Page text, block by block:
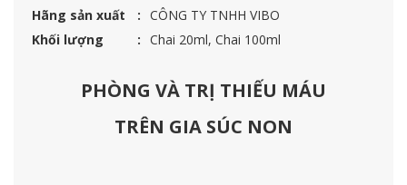
Hãng sản xuất
CÔNG TY TNHH VIBO
Khối lượng
Chai 20ml, Chai 100ml
PHÒNG VÀ TRỊ THIẾU MÁU
TRÊN GIA SÚC NON